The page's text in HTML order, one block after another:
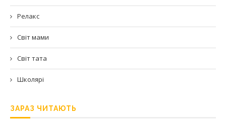
Релакс
Світ мами
Світ тата
Школярі
ЗАРАЗ ЧИТАЮТЬ